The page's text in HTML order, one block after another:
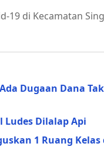
19 di Kecamatan
Dugaan Dana
Ludes Dilalap Api
1 Ruang